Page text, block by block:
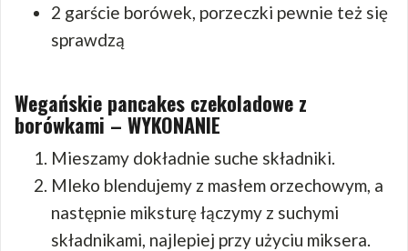
2 garście borówek, porzeczki pewnie też się
sprawdzą
Wegańskie pancakes czekoladowe z
borówkami – WYKONANIE
Mieszamy dokładnie suche składniki.
Mleko blendujemy z masłem orzechowym, a
następnie miksturę łączymy z suchymi
składnikami, najlepiej przy użyciu miksera.